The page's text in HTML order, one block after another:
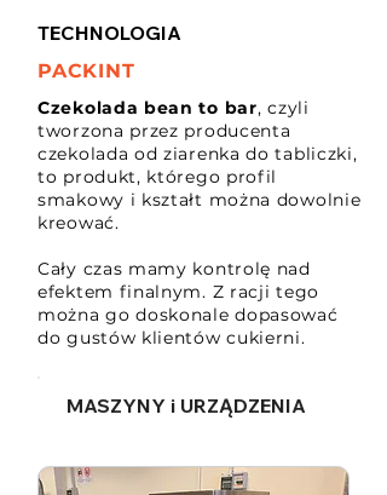
TECHNOLOGIA
PACKINT
Czekolada bean to bar, czyli
tworzona przez producenta
czekolada od ziarenka do tabliczki,
to produkt, którego profil
smakowy i kształt można dowolnie
kreować.
Cały czas mamy kontrolę nad
efektem finalnym. Z racji tego
można go doskonale dopasować
do gustów klientów cukierni.
MASZYNY i URZĄDZENIA